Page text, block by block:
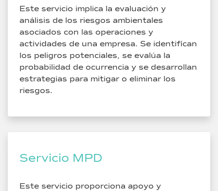
Este servicio implica la evaluación y
análisis de los riesgos ambientales
asociados con las operaciones y
actividades de una empresa. Se identifican
los peligros potenciales, se evalúa la
probabilidad de ocurrencia y se desarrollan
estrategias para mitigar o eliminar los
riesgos.
Servicio MPD
Este servicio proporciona apoyo y